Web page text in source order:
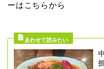
ーはこちらから